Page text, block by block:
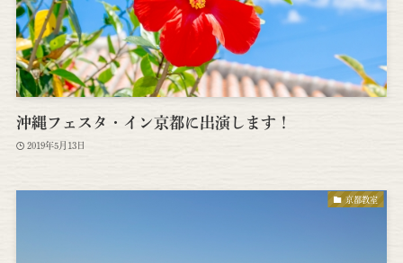
沖縄フェスタ・イン京都に出演します！
2019年5月13日
京都教室